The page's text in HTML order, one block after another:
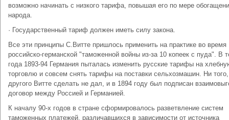
возможно начинать с низкого тарифа, повышая его по мере
народа.
· Государственный тариф должен иметь силу закона.
Все эти принципы С.Витте пришлось применить на практике во время
российско-германской "таможенной войны из-за 10 копеек с пуда". В
года 1893-94 Германия пыталась изменить русские тарифы на
торговлю и совсем снять тарифы на поставки сельхозмашин. Ни
другого Витте сделать не дал, и в 1894 году был подписан
договор между Россией и Германией.
К началу 90-х годов в стране сформировалось разветвление систем
таможенных платежей, различавшихся в зависимости от источника